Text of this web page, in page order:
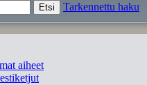
Etsi Tarkennettu haku
aiheet